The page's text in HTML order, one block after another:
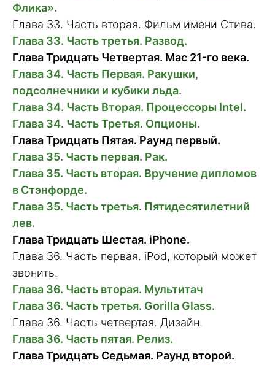
Флика».
Глава 33. Часть вторая. Фильм имени Стива.
Глава 33. Часть третья. Развод.
Глава Тридцать Четвертая. Mac 21-го века.
Глава 34. Часть Первая. Ракушки,
подсолнечники и кубики льда.
Глава 34. Часть Вторая. Процессоры Intel.
Глава 34. Часть Третья. Опционы.
Глава Тридцать Пятая. Раунд первый.
Глава 35. Часть первая. Рак.
Глава 35. Часть вторая. Вручение дипломов
в Стэнфорде.
Глава 35. Часть третья. Пятидесятилетний
лев.
Глава Тридцать Шестая. iPhone.
Глава 36. Часть первая. iPod, который может
звонить.
Глава 36. Часть вторая. Мультитач
Глава 36. Часть третья. Gorilla Glass.
Глава 36. Часть четвертая. Дизайн.
Глава 36. Часть пятая. Релиз.
Глава Тридцать Седьмая. Раунд второй.